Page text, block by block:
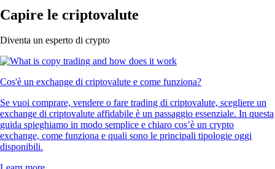
Capire le criptovalute
Diventa un esperto di crypto
Cos'è un exchange di criptovalute e come funziona?
Se vuoi comprare, vendere o fare trading di criptovalute, scegliere un
exchange di criptovalute affidabile è un passaggio essenziale. In questa
guida spieghiamo in modo semplice e chiaro cos’è un crypto
exchange, come funziona e quali sono le principali tipologie oggi
disponibili.